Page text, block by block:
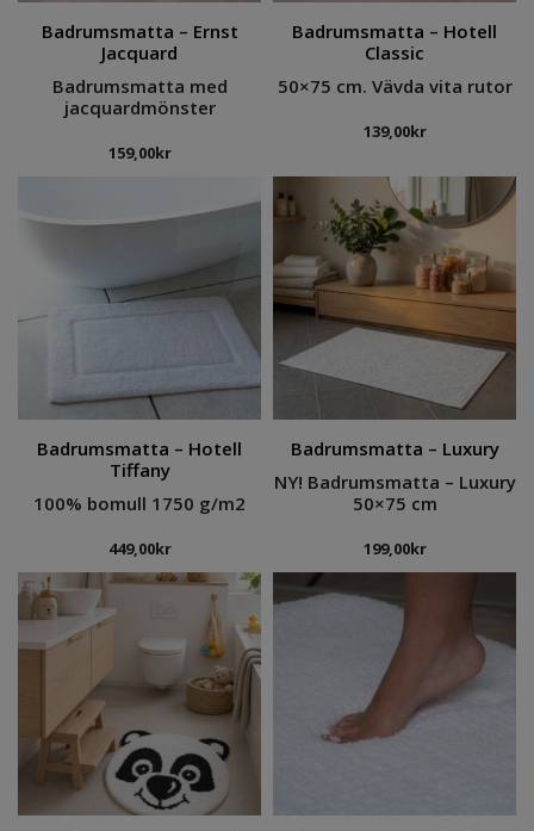
Badrumsmatta – Ernst
Jacquard
Badrumsmatta med
jacquardmönster
159,00kr
Badrumsmatta – Hotell
Classic
50×75 cm. Vävda vita rutor
139,00kr
Badrumsmatta – Hotell
Tiffany
100% bomull 1750 g/m2
449,00kr
Badrumsmatta – Luxury
NY! Badrumsmatta – Luxury
50×75 cm
199,00kr